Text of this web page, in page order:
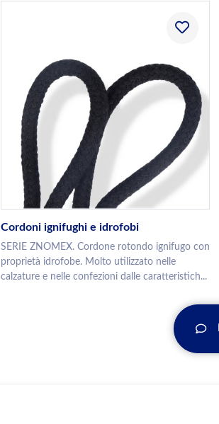
Cordoni ignifughi e idrofobi
SERIE ZNOMEX. Cordone rotondo ignifugo con
proprietà idrofobe. Molto utilizzato nelle
calzature e nelle confezioni dalle caratteristich...